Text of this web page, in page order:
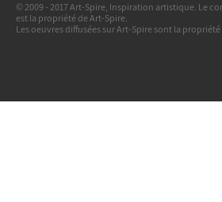
© 2009 - 2017 Art-Spire, Inspiration artistique. Le
est la propriété de Art-Spire.
Les oeuvres diffusées sur Art-Spire sont la